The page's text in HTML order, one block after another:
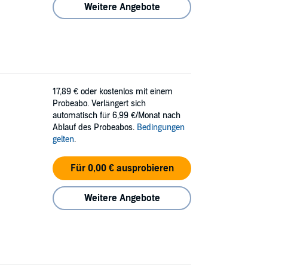
Weitere Angebote
17,89 € oder kostenlos mit einem
Probeabo. Verlängert sich
automatisch für 6,99 €/Monat nach
Ablauf des Probeabos. Bedingungen
gelten.
Für 0,00 € ausprobieren
Weitere Angebote